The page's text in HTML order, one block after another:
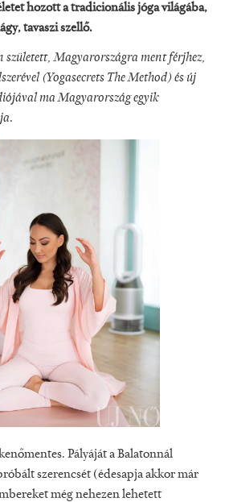
hozott a tradicionális jóga világába,
tavaszi szellő.
Magyarországra ment férjhez,
(Yogasecrets The Method) és új
ma Magyarország egyik
Pályáját a Balatonnál
szerencsét (édesapja akkor már
még nehezen lehetett